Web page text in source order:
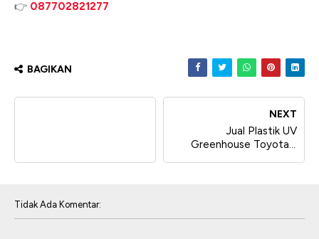
👉 087702821277
BAGIKAN
NEXT
Jual Plastik UV
Greenhouse Toyotani
Tidak Ada Komentar: